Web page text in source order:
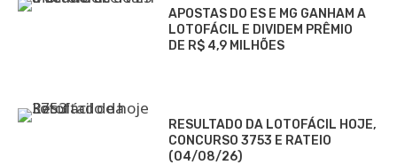
APOSTAS DO ES E MG GANHAM A
LOTOFÁCIL E DIVIDEM PRÊMIO
DE R$ 4,9 MILHÕES
RESULTADO DA LOTOFÁCIL HOJE,
CONCURSO 3753 E RATEIO
(04/08/26)